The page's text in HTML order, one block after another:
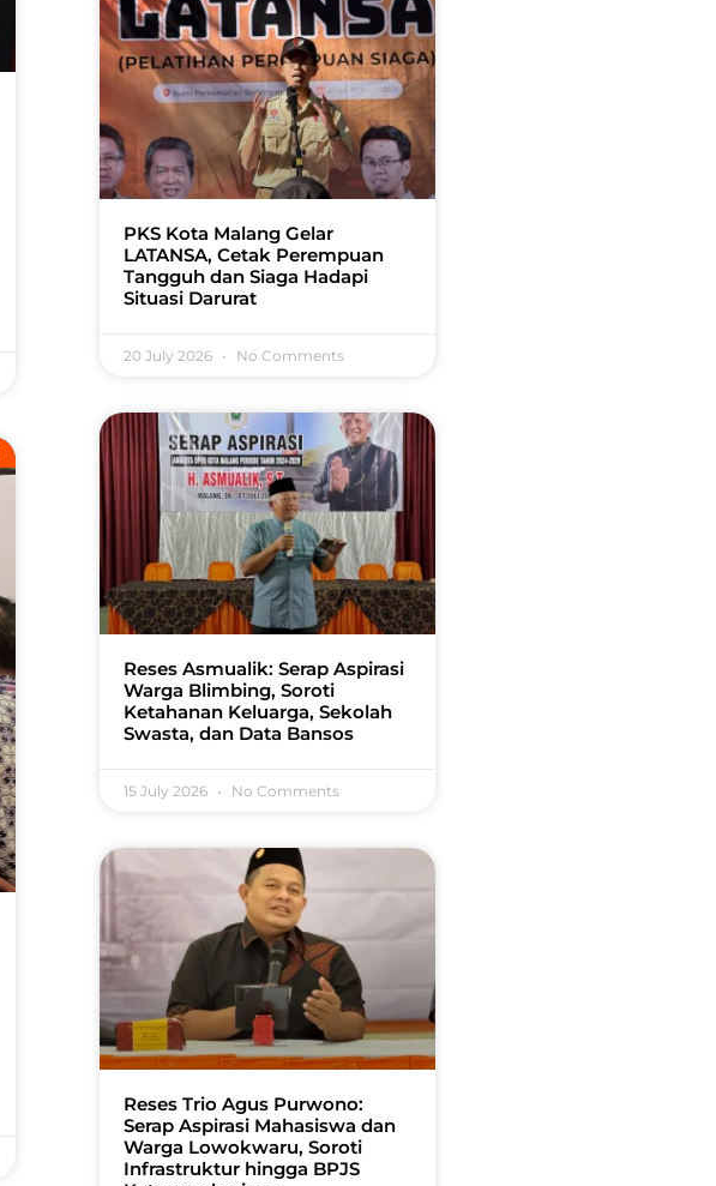
PKS Kota Malang Gelar
LATANSA, Cetak Perempuan
Tangguh dan Siaga Hadapi
Situasi Darurat
20 July 2026 No Comments
Reses Asmualik: Serap Aspirasi
Warga Blimbing, Soroti
Ketahanan Keluarga, Sekolah
Swasta, dan Data Bansos
15 July 2026 No Comments
Reses Trio Agus Purwono:
Serap Aspirasi Mahasiswa dan
Warga Lowokwaru, Soroti
Infrastruktur hingga BPJS